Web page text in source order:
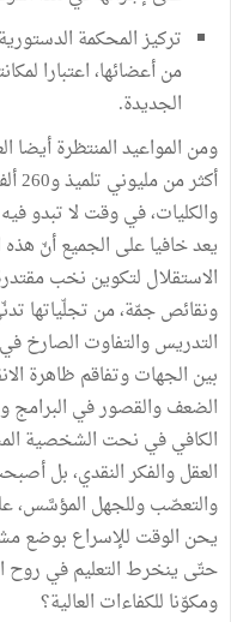
تركيز المحكمة
من أعضائها، اعتبارا
الجديدة.
ومن المواعيد المنتظرة
والكليات، في وقت لا تبدو
يعد خافيا على الجميع أنّ
الاستقلال لتكوين نخب
ونقائص جمّة، من تجلّياتها
التدريس والتفاوت الصارخ
بين الجهات وتفاقم ظاهرة
الضعف والقصور في البرامج
الكافي في نحت الشخصية
العقل والفكر النقدي، بل
والتعصّب وللجهل المؤسَّس،
يحن الوقت للإسراع بوضع
حتّى ينخرط التعليم في روح
ومكوّنا للكفاءات العالية؟